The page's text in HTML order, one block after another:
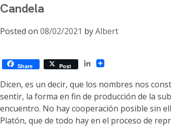
Candela
Posted on 08/02/2021 byAlbert
Share Post
LinkedIn
Dicen, es un decir, que los nombres nos
sentir, la forma en fin de producción de la
encuentro. No hay cooperación posible sin
Platón, que de todo hay en el proceso de